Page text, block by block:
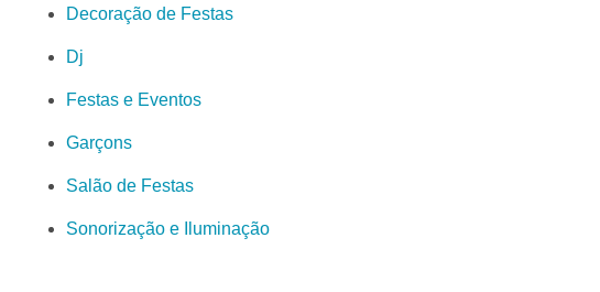
Decoração de Festas
Dj
Festas e Eventos
Garçons
Salão de Festas
Sonorização e Iluminação